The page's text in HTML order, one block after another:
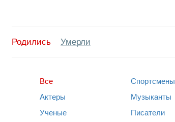
Родились Умерли
Все
Актеры
Ученые
Спортсмены
Музыканты
Писатели